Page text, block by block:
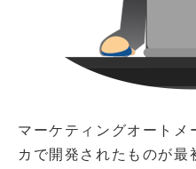
マーケティングオートメ
カで開発されたものが最